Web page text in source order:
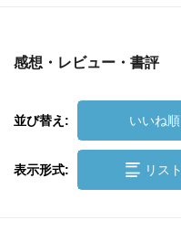
感想・レビュー・書評
並び替え: いいね順
表示形式: リスト